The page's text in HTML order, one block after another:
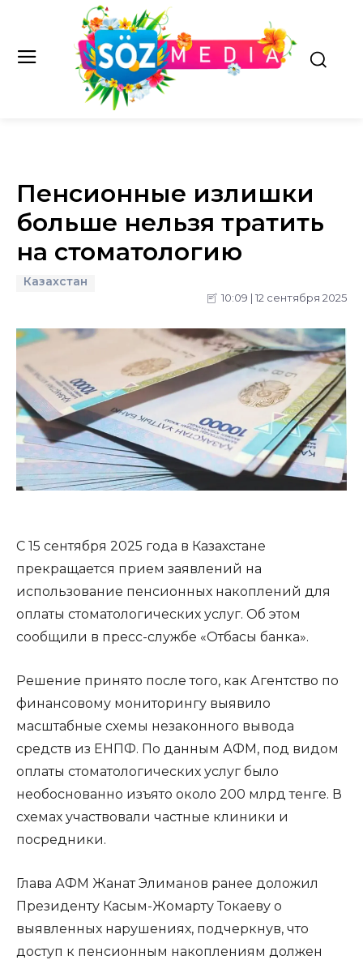
Пенсионные излишки
больше нельзя тратить
на стоматологию
Казахстан
10:09 | 12 сентября 2025
С 15 сентября 2025 года в Казахстане
прекращается прием заявлений на
использование пенсионных накоплений для
оплаты стоматологических услуг. Об этом
сообщили в пресс-службе «Отбасы банка».
Решение принято после того, как Агентство по
финансовому мониторингу выявило
масштабные схемы незаконного вывода
средств из ЕНПФ. По данным АФМ, под видом
оплаты стоматологических услуг было
необоснованно изъято около 200 млрд тенге. В
схемах участвовали частные клиники и
посредники.
Глава АФМ Жанат Элиманов ранее доложил
Президенту Касым-Жомарту Токаеву о
выявленных нарушениях, подчеркнув, что
доступ к пенсионным накоплениям должен